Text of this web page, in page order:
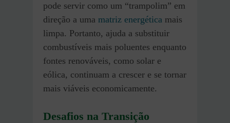
pode servir como um “trampolim” em
direção a uma matriz energética mais
limpa. Portanto, ajuda a substituir
combustíveis mais poluentes enquanto
fontes renováveis, como solar e
eólica, continuam a crescer e se tornar
mais viáveis economicamente.
Desafios na Transição